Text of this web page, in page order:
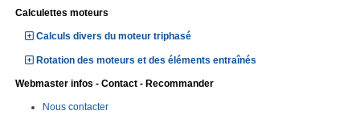
Calculettes moteurs
Calculs divers du moteur triphasé
Rotation des moteurs et des éléments entraînés
Webmaster infos - Contact - Recommander
Nous contacter